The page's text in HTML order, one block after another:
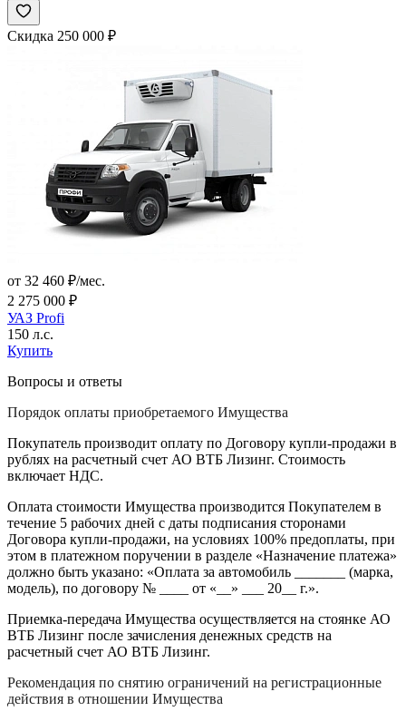
Скидка 250 000 ₽
от 32 460 ₽/мес.
2 275 000 ₽
УАЗ Profi
150 л.с.
Купить
Вопросы и ответы
Порядок оплаты приобретаемого Имущества
Покупатель производит оплату по Договору купли-продажи в
рублях на расчетный счет АО ВТБ Лизинг. Стоимость
включает НДС.
Оплата стоимости Имущества производится Покупателем в
течение 5 рабочих дней с даты подписания сторонами
Договора купли-продажи, на условиях 100% предоплаты, при
этом в платежном поручении в разделе «Назначение платежа»
должно быть указано: «Оплата за автомобиль _______ (марка,
модель), по договору № ____ от «__» ___ 20__ г.».
Приемка-передача Имущества осуществляется на стоянке АО
ВТБ Лизинг после зачисления денежных средств на
расчетный счет АО ВТБ Лизинг.
Рекомендация по снятию ограничений на регистрационные
действия в отношении Имущества